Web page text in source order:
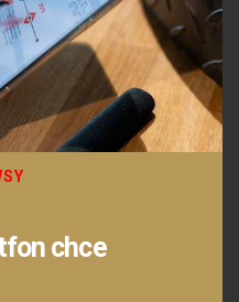
chce